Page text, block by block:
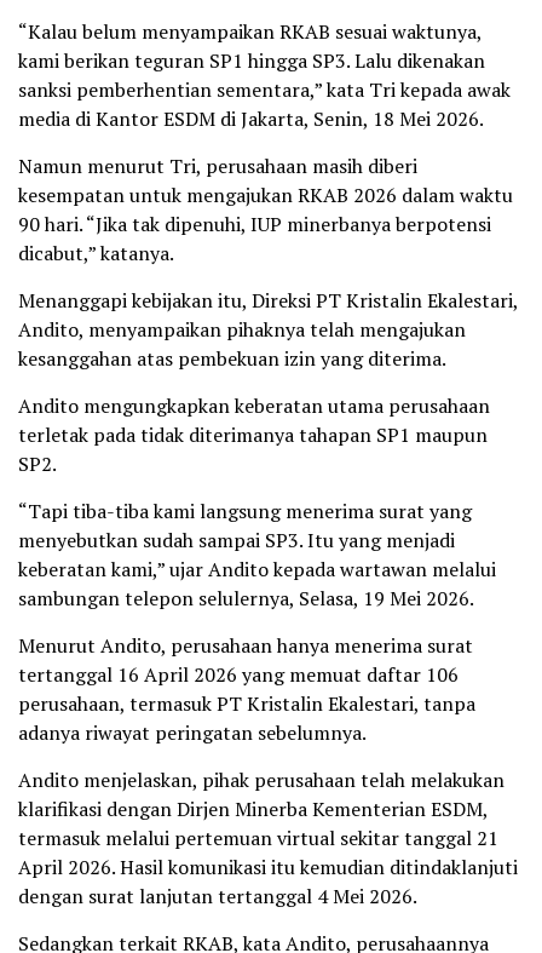
“Kalau belum menyampaikan RKAB sesuai waktunya,
kami berikan teguran SP1 hingga SP3. Lalu dikenakan
sanksi pemberhentian sementara,” kata Tri kepada awak
media di Kantor ESDM di Jakarta, Senin, 18 Mei 2026.
Namun menurut Tri, perusahaan masih diberi
kesempatan untuk mengajukan RKAB 2026 dalam waktu
90 hari. “Jika tak dipenuhi, IUP minerbanya berpotensi
dicabut,” katanya.
Menanggapi kebijakan itu, Direksi PT Kristalin Ekalestari,
Andito, menyampaikan pihaknya telah mengajukan
kesanggahan atas pembekuan izin yang diterima.
Andito mengungkapkan keberatan utama perusahaan
terletak pada tidak diterimanya tahapan SP1 maupun
SP2.
“Tapi tiba-tiba kami langsung menerima surat yang
menyebutkan sudah sampai SP3. Itu yang menjadi
keberatan kami,” ujar Andito kepada wartawan melalui
sambungan telepon selulernya, Selasa, 19 Mei 2026.
Menurut Andito, perusahaan hanya menerima surat
tertanggal 16 April 2026 yang memuat daftar 106
perusahaan, termasuk PT Kristalin Ekalestari, tanpa
adanya riwayat peringatan sebelumnya.
Andito menjelaskan, pihak perusahaan telah melakukan
klarifikasi dengan Dirjen Minerba Kementerian ESDM,
termasuk melalui pertemuan virtual sekitar tanggal 21
April 2026. Hasil komunikasi itu kemudian ditindaklanjuti
dengan surat lanjutan tertanggal 4 Mei 2026.
Sedangkan terkait RKAB, kata Andito, perusahaannya